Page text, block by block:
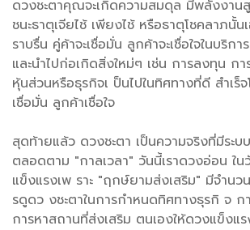
ดวงชะตาคุณจะเกิดความสมดุล มีพลังงานสู
ชนะธาตุเจียไช้ เพียงไช้ หรือธาตุโชคลาภนั้น
ราบรื่น คู่ค้าจะเชื่อมั่น ลูกค้าจะเชื่อใจในบริก
และนำไปก่อเกิดสิ่งใหม่ๆ เช่น การลงทุน กา
หุ้นส่วนหรือธุรกิจเ ป็นไปในทิศทางที่ดี สำเร็
เชื่อมั่น ลูกค้าเชื่อใจ
สุดท้ายแล้ว ดวงชะตา เป็นความจริงที่มีระบ
ตลอดตาม "กาลเวลา" วันนี้เราดวงอ่อน ใน
แข็งแรงเพ ราะ "ฤกษ์ยามส่งเสริม" มีจำนว
รดูดว งชะตาในการกำหนดทิศทางธุรกิ จ ก
การหาสถานที่ส่งเสริม ตนเองให้ดวงแข็งแร